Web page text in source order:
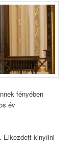
fényében
év
Elkezdett kinyílni